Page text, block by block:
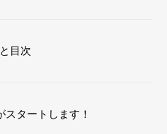
目次
タートします！